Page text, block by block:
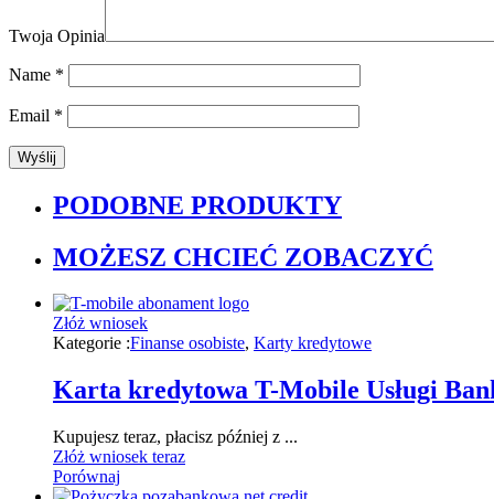
Twoja Opinia
Name *
Email *
PODOBNE PRODUKTY
MOŻESZ CHCIEĆ ZOBACZYĆ
Złóż wniosek
Kategorie :Finanse osobiste, Karty kredytowe
Karta kredytowa T-Mobile Usługi
Kupujesz teraz, płacisz później z ...
Złóż wniosek teraz
Porównaj